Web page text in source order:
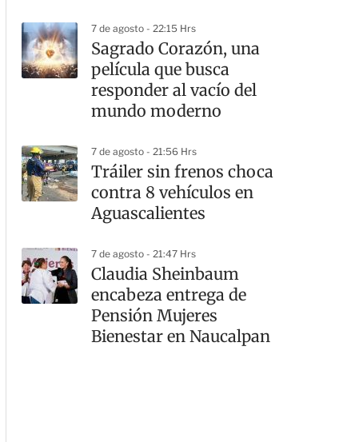
7 de agosto - 22:15 Hrs
Sagrado Corazón, una
película que busca
responder al vacío del
mundo moderno
7 de agosto - 21:56 Hrs
Tráiler sin frenos choca
contra 8 vehículos en
Aguascalientes
7 de agosto - 21:47 Hrs
Claudia Sheinbaum
encabeza entrega de
Pensión Mujeres
Bienestar en Naucalpan